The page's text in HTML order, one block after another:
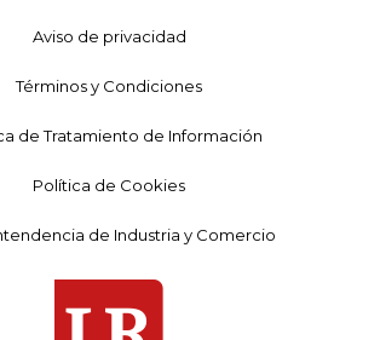
Aviso de privacidad
Términos y Condiciones
de Tratamiento de Información
Política de Cookies
de Industria y Comercio